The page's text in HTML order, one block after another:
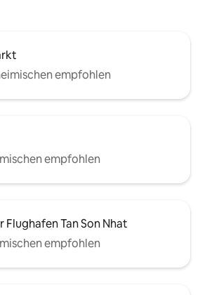
empfohlen
empfohlen
Tan Son Nhat
empfohlen